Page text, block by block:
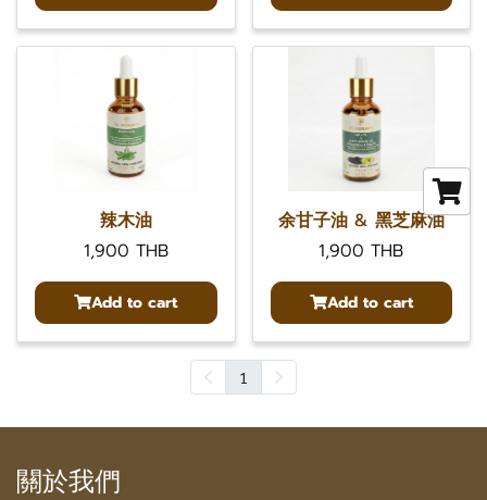
辣木油
1,900 THB
Add to cart
余甘子油 & 黑芝麻油
1,900 THB
Add to cart
1
關於我們